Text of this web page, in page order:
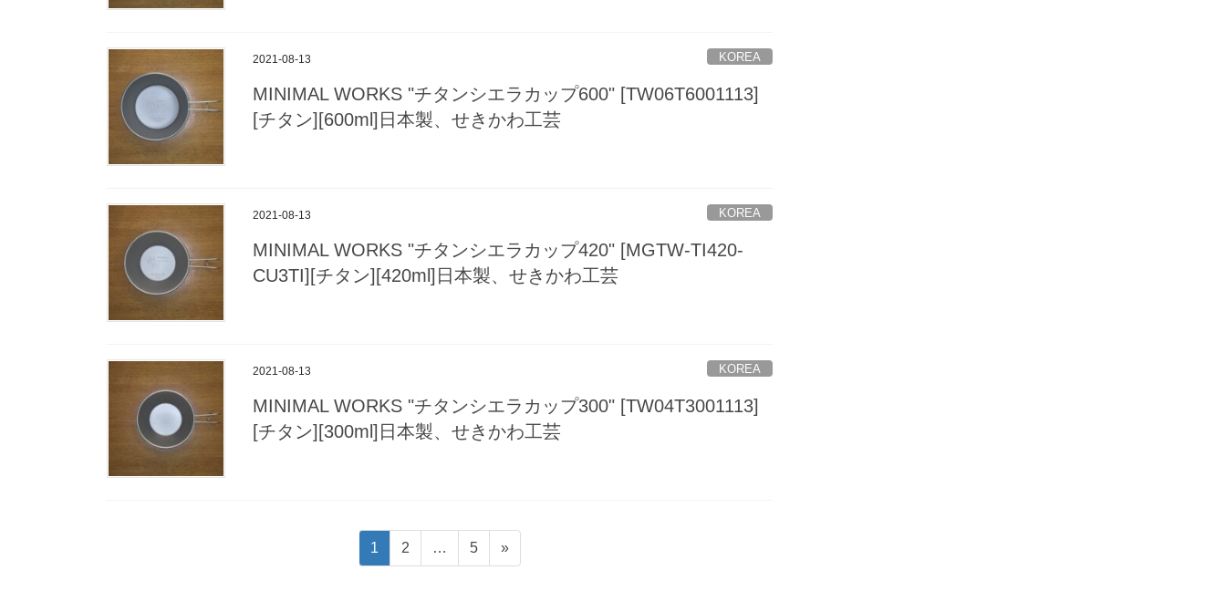
2021-08-13 KOREA
MINIMAL WORKS "チタンシエラカップ600" [TW06T6001113]
[チタン][600ml]日本製、せきかわ工芸
2021-08-13 KOREA
MINIMAL WORKS "チタンシエラカップ420" [MGTW-TI420-
CU3TI][チタン][420ml]日本製、せきかわ工芸
2021-08-13 KOREA
MINIMAL WORKS "チタンシエラカップ300" [TW04T3001113]
[チタン][300ml]日本製、せきかわ工芸
固
定
1
固
定
2 …
固
定
5 »